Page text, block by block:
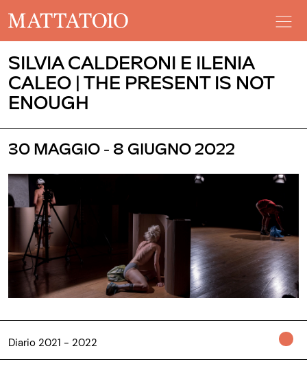
SILVIA CALDERONI E ILENIA
CALEO | THE PRESENT IS NOT
ENOUGH
30 MAGGIO - 8 GIUGNO 2022
Diario 2021 - 2022